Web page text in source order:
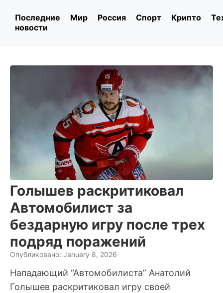
Последние
новости
Мир Россия Спорт Крипто
Голышев раскритиковал
Автомобилист за
бездарную игру после трех
подряд поражений
Опубликовано: January 8, 2026
Нападающий “Автомобилиста” Анатолий
Голышев раскритиковал игру своей